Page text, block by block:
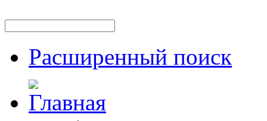
Расширенный поиск